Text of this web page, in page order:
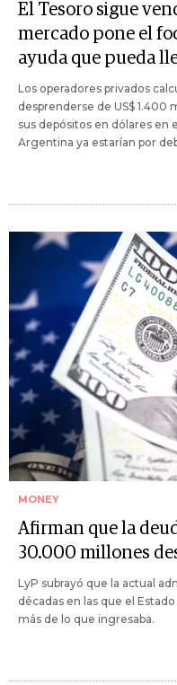
El Tesoro sigue
mercado pone el
ayuda que pueda
Los operadores privados
desprenderse de US$ 1.400
sus depósitos en dólares en
Argentina ya estarían por
MONEY
Afirman que la
30.000 millones
LyP subrayó que la actual
décadas en las que el
más de lo que ingresaba.